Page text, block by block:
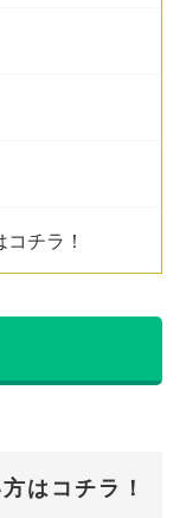
チラ！
はコチラ！